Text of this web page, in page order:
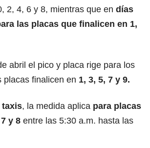
2, 4, 6 y 8, mientras que en días
las placas que finalicen en 1,
abril el pico y placa rige para los
placas finalicen en 1, 3, 5, 7 y 9.
taxis, la medida aplica para placas
7 y 8 entre las 5:30 a.m. hasta las